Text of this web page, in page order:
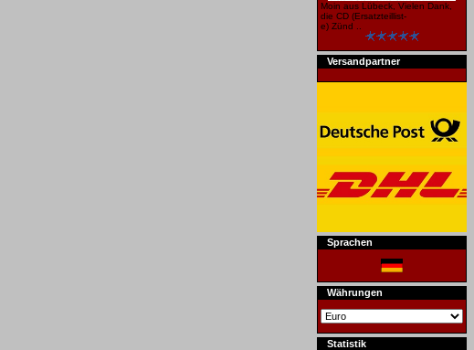
Moin aus Lübeck, Vielen Dank,
die CD (Ersatzteillist-
e) Zünd ..
Versandpartner
Sprachen
Währungen
Statistik